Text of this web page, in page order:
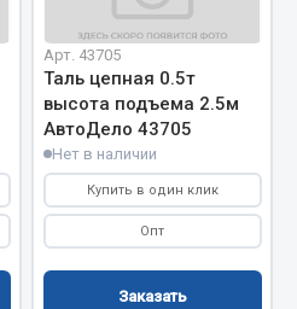
клавишные
ещё
Арт. 43705
Таль цепная 0.5т
высота подъема 2.5м
АвтоДело 43705
Нет в наличии
Купить в один клик
Опт
Заказать